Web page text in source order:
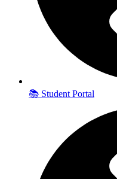
📚 Student Portal